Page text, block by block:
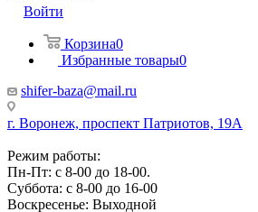
Войти
Корзина0
Избранные товары0
shifer-baza@mail.ru
г. Воронеж, проспект Патриотов, 19А
Режим работы:
Пн-Пт: с 8-00 до 18-00.
Суббота: с 8-00 до 16-00
Воскресенье: Выходной